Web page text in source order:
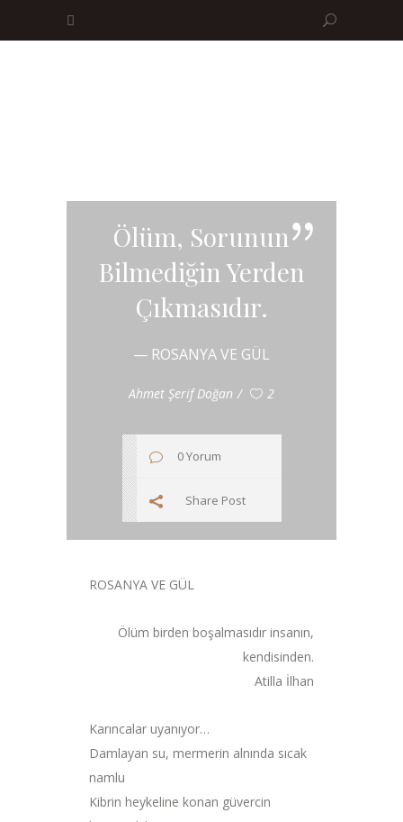
Ölüm, Sorunun
Bilmediğin Yerden
Çıkmasıdır.
— ROSANYA VE GÜL
Ahmet Şerif Doğan 2
0 Yorum
Share Post
ROSANYA VE GÜL
Ölüm birden boşalmasıdır insanın,
kendisinden.
Atilla İlhan
Karıncalar uyanıyor…
Damlayan su, mermerin alnında sıcak
namlu
Kibrin heykeline konan güvercin